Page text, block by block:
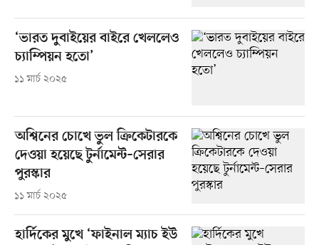
‘ভারত দুবাইয়ের বাইরে খেললেও
চ্যাম্পিয়ন হতো’
১১ মার্চ ২০২৫
অশ্বিনের চোখে ভুল ক্রিকেটারকে
দেওয়া হয়েছে টুর্নামেন্ট–সেরার
পুরস্কার
১১ মার্চ ২০২৫
হার্দিকের মুখে ‘ফাইনাল ম্যাচ ইউ